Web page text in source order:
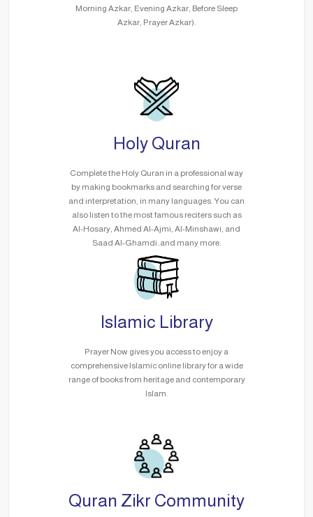
Morning Azkar, Evening Azkar, Before Sleep
Azkar, Prayer Azkar).
Holy Quran
Complete the Holy Quran in a professional way
by making bookmarks and searching for verse
and interpretation, in many languages. You can
also listen to the most famous reciters such as
Al-Hosary, Ahmed Al-Ajmi, Al-Minshawi, and
Saad Al-Ghamdi..and many more.
Islamic Library
Prayer Now gives you access to enjoy a
comprehensive Islamic online library for a wide
range of books from heritage and contemporary
Islam.
Quran Zikr Community